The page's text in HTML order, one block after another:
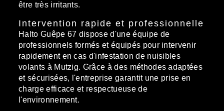
être très irritants.
Intervention rapide et professionnelle
Halto Guêpe 67 dispose d'une équipe de
professionnels formés et équipés pour intervenir
rapidement en cas d'infestation de nuisibles
volants à Mutzig. Grâce à des méthodes adaptées
et sécurisées, l'entreprise garantit une prise en
charge efficace et respectueuse de
l'environnement.